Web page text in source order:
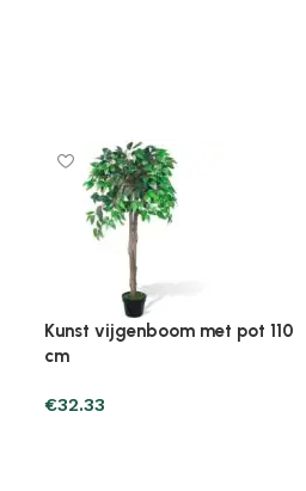
Kunst vijgenboom met pot 110
cm
€32.33